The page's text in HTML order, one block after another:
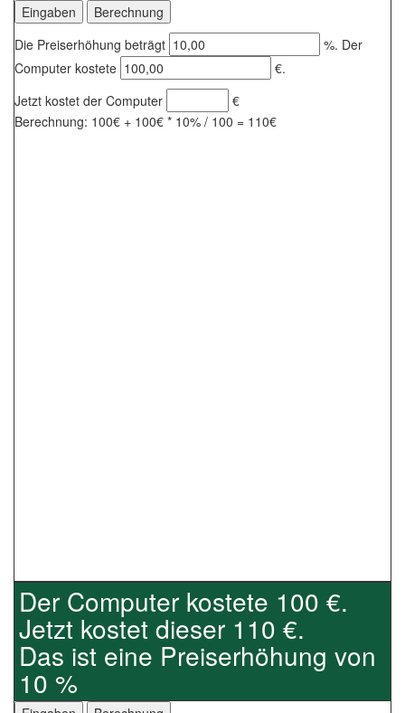
Die Preiserhöhung beträgt
%. Der
Computer kostete
€.
Jetzt kostet der Computer
€
Berechnung: 100€ + 100€ * 10% / 100 = 110€
Der Computer kostete 100 €.
Jetzt kostet dieser 110 €.
Das ist eine Preiserhöhung von
10 %